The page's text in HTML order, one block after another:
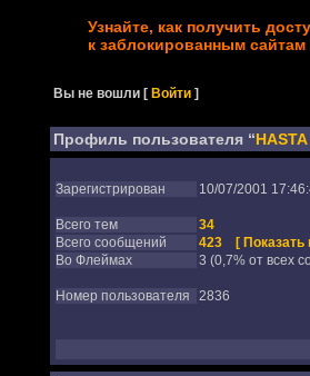
Узнайте, как получить
к заблокированным сайтам
Вы не вошли [Войти ]
Профиль пользователя “
Зарегистрирован 10/07/2001
Всего тем
34
Всего сообщений
423
[
Во Флеймах
3 (0,7% от всех
Номер пользователя 2836